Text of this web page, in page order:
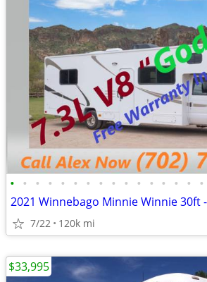
• • • • • • • • • • • • • • • •
7/22 120k mi
$33,995